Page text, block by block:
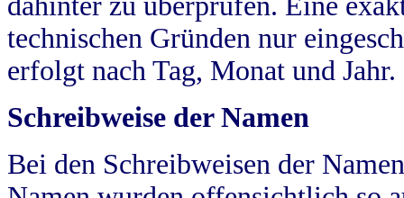
technischen Gründen nur
erfolgt nach Tag, Monat und Jahr.
Schreibweise der Namen
Bei den Schreibweisen der